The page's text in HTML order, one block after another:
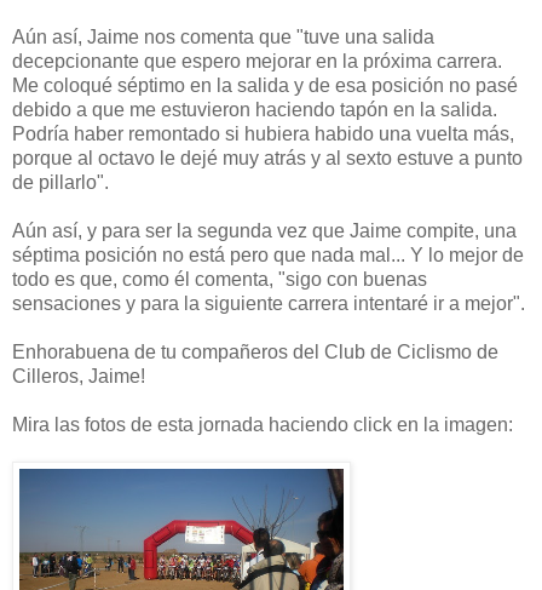
Aún así, Jaime nos comenta que "tuve una salida
decepcionante que espero mejorar en la próxima carrera.
Me coloqué séptimo en la salida y de esa posición no pasé
debido a que me estuvieron haciendo tapón en la salida.
Podría haber remontado si hubiera habido una vuelta más,
porque al octavo le dejé muy atrás y al sexto estuve a punto
de pillarlo".
Aún así, y para ser la segunda vez que Jaime compite, una
séptima posición no está pero que nada mal... Y lo mejor de
todo es que, como él comenta, "sigo con buenas
sensaciones y para la siguiente carrera intentaré ir a mejor".
Enhorabuena de tu compañeros del Club de Ciclismo de
Cilleros, Jaime!
Mira las fotos de esta jornada haciendo click en la imagen: